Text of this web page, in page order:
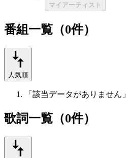
マイアーティスト
番組一覧（0件）
人気順
「該当データがありません」
歌詞一覧（0件）